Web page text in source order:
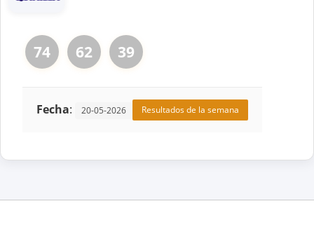
74 62 39
Fecha: 20-05-2026 Resultados de la semana